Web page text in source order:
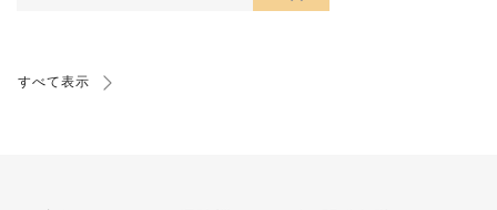
すべて表示